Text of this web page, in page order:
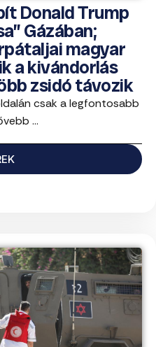
Donald Trump
Gázában;
magyar
a kivándorlás
zsidó távozik
csak a legfontosabb
...